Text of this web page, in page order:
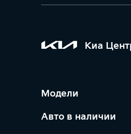
Киа
Модели
Авто в наличии